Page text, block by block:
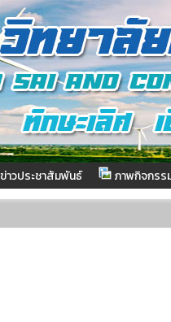
ข่าวประชาสัมพันธ์ ภาพกิจกรร